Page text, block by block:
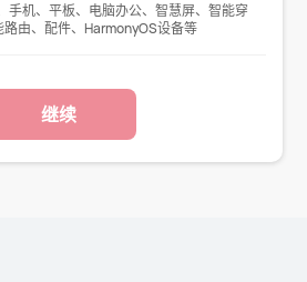
手机、平板、电脑办公、智慧屏、智能穿
由、配件、HarmonyOS设备等
继续